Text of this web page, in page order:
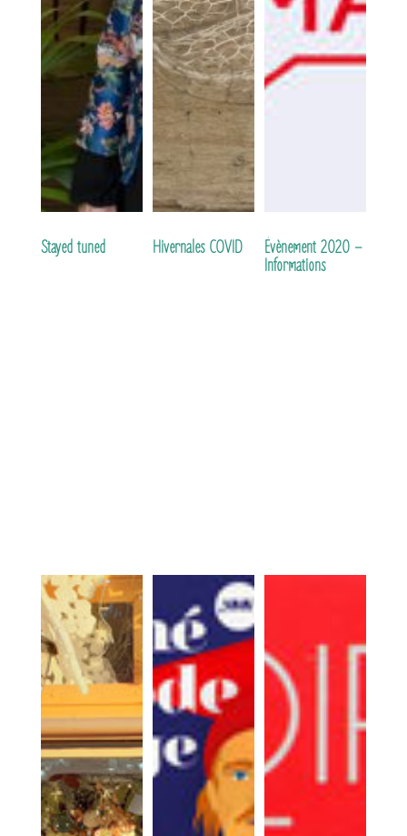
Stayed tuned Hivernales COVID
Évènement 2020 –
Informations